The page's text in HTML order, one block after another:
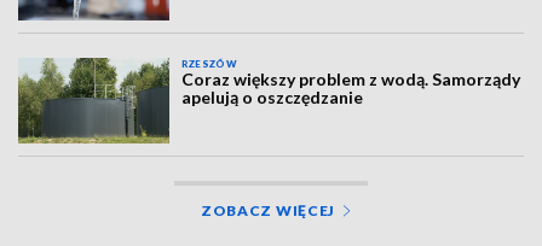
RZESZÓW
Coraz większy problem z wodą. Samorządy
apelują o oszczędzanie
ZOBACZ WIĘCEJ